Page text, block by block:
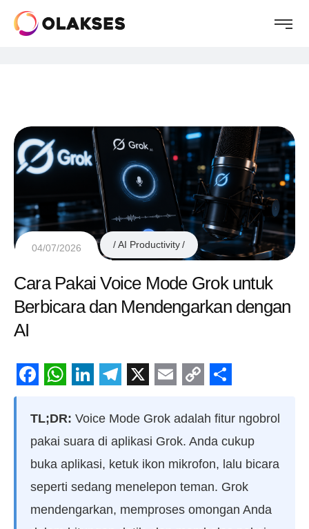
04/07/2026 AI Productivity
Cara Pakai Voice Mode Grok untuk
Berbicara dan Mendengarkan dengan
AI
Link
TL;DR: Voice Mode Grok adalah fitur ngobrol
pakai suara di aplikasi Grok. Anda cukup
buka aplikasi, ketuk ikon mikrofon, lalu bicara
seperti sedang menelepon teman. Grok
mendengarkan, memproses omongan Anda